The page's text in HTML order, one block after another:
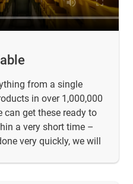
from a single
in over 1,000,000
get these ready to
a very short time –
very quickly, we will